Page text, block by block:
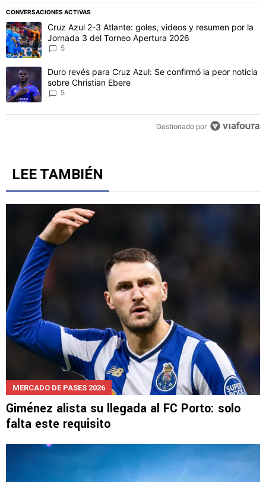
CONVERSACIONES ACTIVAS
Este listado muestra los artículos con más comentarios en los
Un artículo de tendencia con el título "Cruz Azul 2-3 Atlante:
Cruz Azul 2-3 Atlante: goles, videos y resumen por la
Jornada 3 del Torneo Apertura 2026
5
Un artículo de tendencia con el título "Duro revés para Cruz Azul:
Duro revés para Cruz Azul: Se confirmó la peor noticia
sobre Christian Ebere
5
Gestionado por
LEE TAMBIÉN
MERCADO DE PASES 2026
Giménez alista su llegada al FC Porto: solo
falta este requisito